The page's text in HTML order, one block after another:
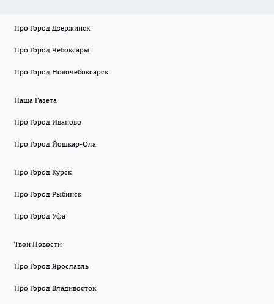
Про Город Дзержинск
Про Город Чебоксары
Про Город Новочебоксарск
Наша Газета
Про Город Иваново
Про Город Йошкар-Ола
Про Город Курск
Про Город Рыбинск
Про Город Уфа
Твои Новости
Про Город Ярославль
Про Город Владивосток